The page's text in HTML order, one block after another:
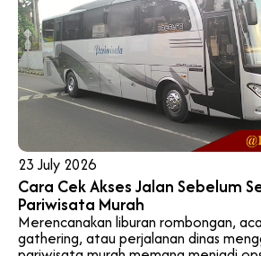
23 July 2026
Cara Cek Akses Jalan Sebelum
Pariwisata Murah
Merencanakan liburan rombongan,
gathering, atau perjalanan dinas